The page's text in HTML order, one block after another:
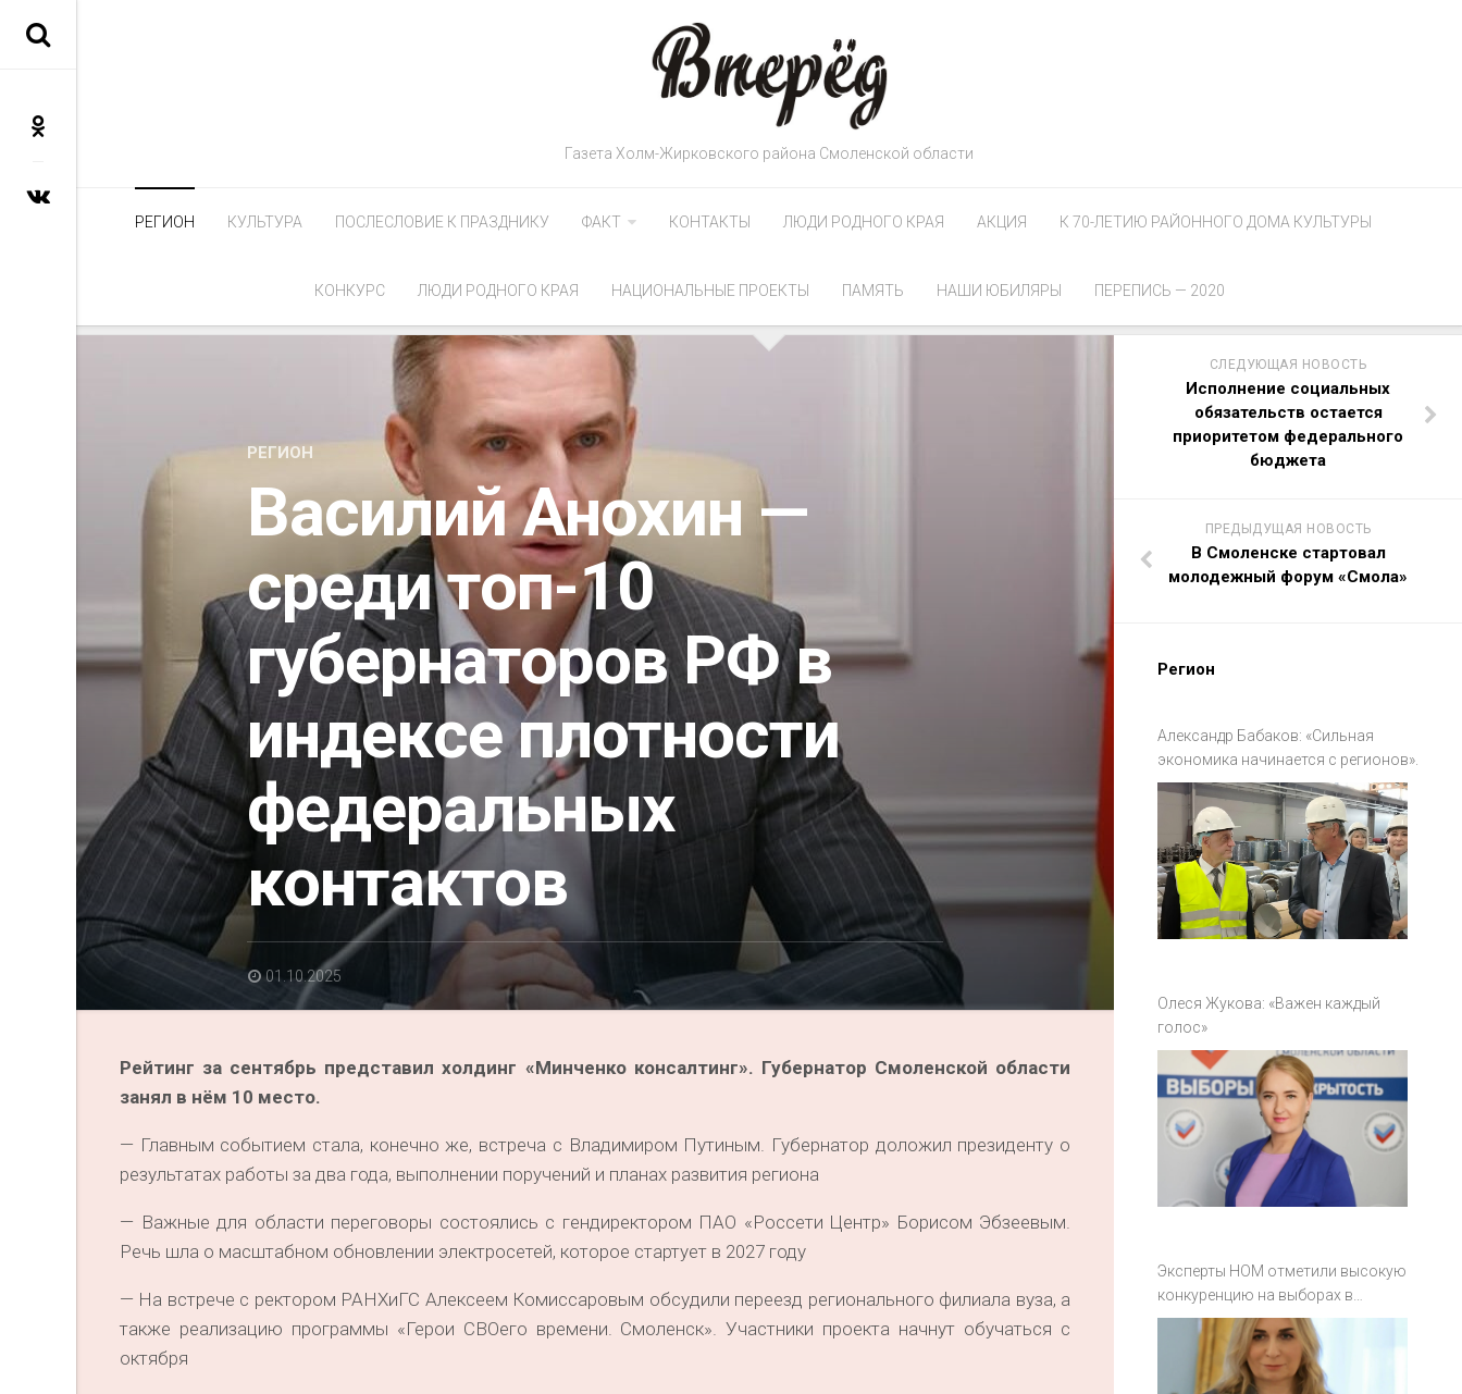
Газета Холм-Жирковского района Смоленской области
РЕГИОН КУЛЬТУРА ПОСЛЕСЛОВИЕ К ПРАЗДНИКУ ФАКТ КОНТАКТЫ ЛЮДИ РОДНОГО КРАЯ АКЦИЯ К 70-ЛЕТИЮ РАЙОННОГО ДОМА КУЛЬТУРЫ
КОНКУРС ЛЮДИ РОДНОГО КРАЯ НАЦИОНАЛЬНЫЕ ПРОЕКТЫ ПАМЯТЬ НАШИ ЮБИЛЯРЫ ПЕРЕПИСЬ — 2020
РЕГИОН
Василий Анохин —
среди топ-10
губернаторов РФ в
индексе плотности
федеральных
контактов
01.10.2025
Рейтинг за сентябрь представил холдинг «Минченко консалтинг». Губернатор Смоленской области
занял в нём 10 место.
— Главным событием стала, конечно же, встреча с Владимиром Путиным. Губернатор доложил президенту о
результатах работы за два года, выполнении поручений и планах развития региона
— Важные для области переговоры состоялись с гендиректором ПАО «Россети Центр» Борисом Эбзеевым.
Речь шла о масштабном обновлении электросетей, которое стартует в 2027 году
— На встрече с ректором РАНХиГС Алексеем Комиссаровым обсудили переезд регионального филиала вуза, а
также реализацию программы «Герои СВОего времени. Смоленск». Участники проекта начнут обучаться с
октября
СЛЕДУЮЩАЯ НОВОСТЬ
Исполнение социальных
обязательств остается
приоритетом федерального
бюджета
ПРЕДЫДУЩАЯ НОВОСТЬ
В Смоленске стартовал
молодежный форум «Смола»
Регион
Александр Бабаков: «Сильная
экономика начинается с регионов».
Олеся Жукова: «Важен каждый
голос»
Эксперты НОМ отметили высокую
конкуренцию на выборах в
Смоленской области